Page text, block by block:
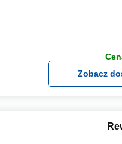
Zobacz